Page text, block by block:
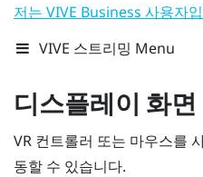
저는 VIVE Business 사용자
VIVE 스트리밍 Menu
디스플레이 화면
VR 컨트롤러 또는 마우스를
동할 수 있습니다.